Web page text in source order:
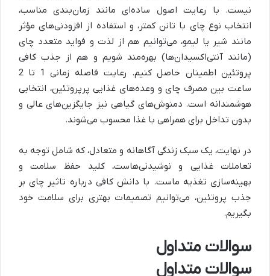
نیست. با رعایت اصول ساده‌ای مانند زمان‌بندی مناسب،
انتخاب نوع چای با تانن کمتر، و استفاده از افزودنی‌های مؤثر
مانند شیر یا لیمو، می‌توانیم هم از لذت و فواید متعدد چای
(مانند آنتی‌اکسیدان‌ها) بهره‌مند شویم و هم از جذب کافی
پروتئین اطمینان حاصل کنیم. رعایت فاصله زمانی 1 تا 2
ساعت بین مصرف چای و وعده‌های غذایی پرپروتئین، انتخابی
هوشمندانه است. دمنوش‌های گیاهی نیز جایگزین‌های عالی و
بدون تداخل برای همراهی با غذا محسوب می‌شوند.
در نهایت، یک سبک زندگی آگاهانه و متعادل، که شامل توجه به
تعاملات غذایی و نوشیدنی‌هاست، کلید حفظ سلامت و
بهینه‌سازی تغذیه ماست. با دانش کافی درباره تاثیر چای بر
جذب پروتئین، می‌توانیم تصمیمات بهتری برای سلامت خود
بگیریم.
سوالات متداول
سوالات متداول